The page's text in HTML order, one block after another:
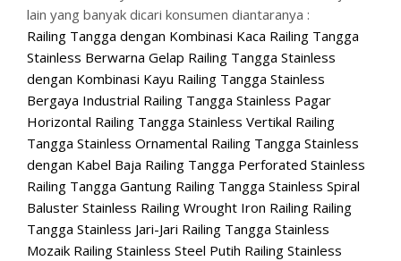
lain yang banyak dicari konsumen diantaranya :
Railing Tangga dengan Kombinasi Kaca Railing Tangga
Stainless Berwarna Gelap Railing Tangga Stainless
dengan Kombinasi Kayu Railing Tangga Stainless
Bergaya Industrial Railing Tangga Stainless Pagar
Horizontal Railing Tangga Stainless Vertikal Railing
Tangga Stainless Ornamental Railing Tangga Stainless
dengan Kabel Baja Railing Tangga Perforated Stainless
Railing Tangga Gantung Railing Tangga Stainless Spiral
Baluster Stainless Railing Wrought Iron Railing Railing
Tangga Stainless Jari-Jari Railing Tangga Stainless
Mozaik Railing Stainless Steel Putih Railing Stainless